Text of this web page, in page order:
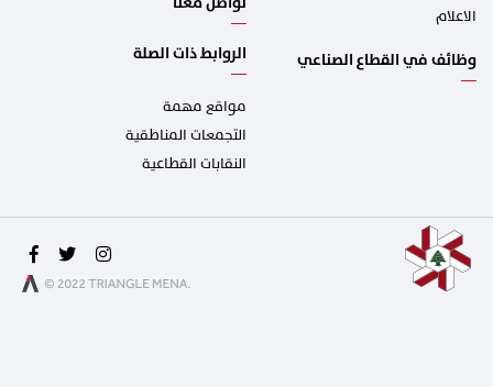
الاعلام
وظائف في القطاع الصناعي
الروابط ذات الصلة
مواقع مهمة
التجمعات المناطقية
النقابات القطاعية